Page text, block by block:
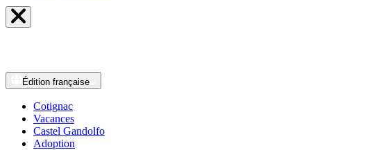
Édition française
Cotignac
Vacances
Castel Gandolfo
Adoption